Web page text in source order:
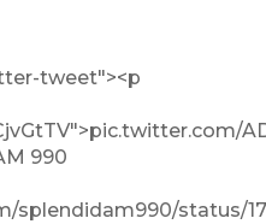
tweet"><p
990
status/